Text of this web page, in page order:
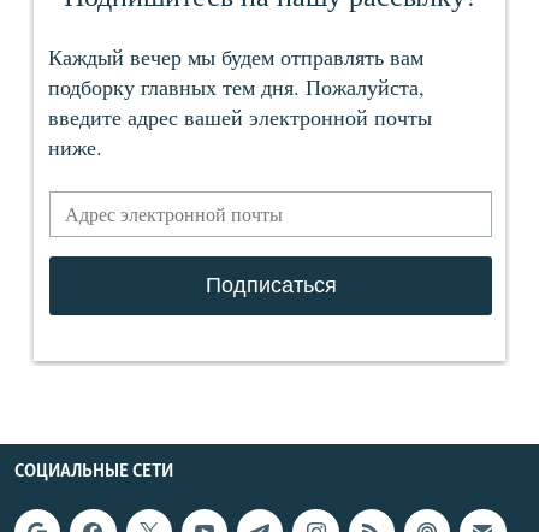
СОЦИАЛЬНЫЕ СЕТИ